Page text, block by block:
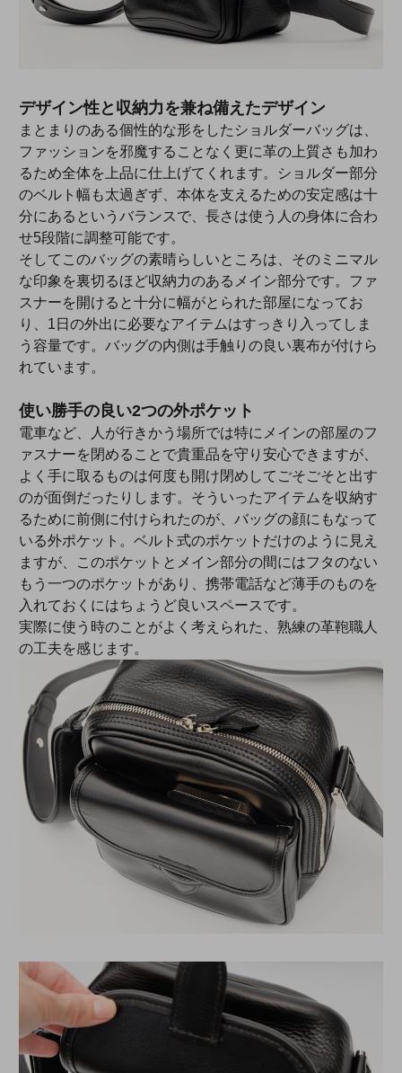
デザイン性と収納力を兼ね備えたデザイン
まとまりのある個性的な形をしたショルダーバッグは、
ファッションを邪魔することなく更に革の上質さも加わ
るため全体を上品に仕上げてくれます。ショルダー部分
のベルト幅も太過ぎず、本体を支えるための安定感は十
分にあるというバランスで、長さは使う人の身体に合わ
せ5段階に調整可能です。
そしてこのバッグの素晴らしいところは、そのミニマル
な印象を裏切るほど収納力のあるメイン部分です。ファ
スナーを開けると十分に幅がとられた部屋になってお
り、1日の外出に必要なアイテムはすっきり入ってしま
う容量です。バッグの内側は手触りの良い裏布が付けら
れています。
使い勝手の良い2つの外ポケット
電車など、人が行きかう場所では特にメインの部屋のフ
ァスナーを閉めることで貴重品を守り安心できますが、
よく手に取るものは何度も開け閉めしてごそごそと出す
のが面倒だったりします。そういったアイテムを収納す
るために前側に付けられたのが、バッグの顔にもなって
いる外ポケット。ベルト式のポケットだけのように見え
ますが、このポケットとメイン部分の間にはフタのない
もう一つのポケットがあり、携帯電話など薄手のものを
入れておくにはちょうど良いスペースです。
実際に使う時のことがよく考えられた、熟練の革鞄職人
の工夫を感じます。